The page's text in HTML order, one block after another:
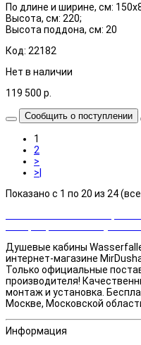
По длине и ширине, см:
Высота, см: 220;
Высота поддона, см: 20
Код: 22182
Нет в наличии
119 500 р.
Сообщить о поступлении
1
2
>
>|
Показано с 1 по 20 из 24
Душевые кабины
интернет-магазине
Только официальные
производителя!
монтаж и установка.
Москве, Московской
Информация